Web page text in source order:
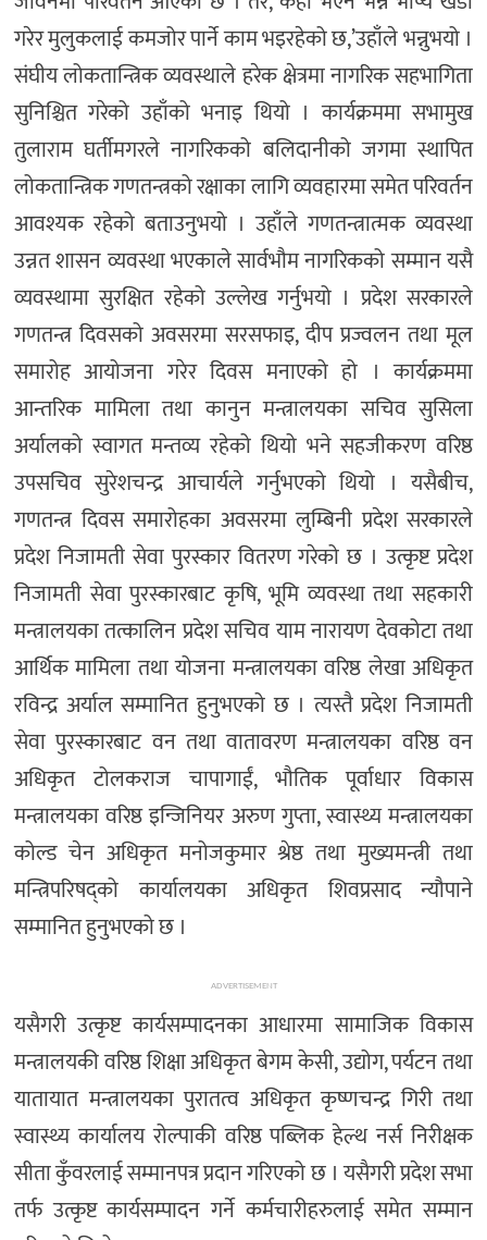
गरेर मुलुकलाई कमजोर पार्ने काम भइरहेको छ,’उहाँले भन्नुभयो ।
संघीय लोकतान्त्रिक व्यवस्थाले हरेक क्षेत्रमा नागरिक सहभागिता
सुनिश्चित गरेको उहाँको भनाइ थियो । कार्यक्रममा सभामुख
तुलाराम घर्तीमगरले नागरिकको बलिदानीको जगमा स्थापित
लोकतान्त्रिक गणतन्त्रको रक्षाका लागि व्यवहारमा समेत परिवर्तन
आवश्यक रहेको बताउनुभयो । उहाँले गणतन्त्रात्मक व्यवस्था
उन्नत शासन व्यवस्था भएकाले सार्वभौम नागरिकको सम्मान यसै
व्यवस्थामा सुरक्षित रहेको उल्लेख गर्नुभयो । प्रदेश सरकारले
गणतन्त्र दिवसको अवसरमा सरसफाइ, दीप प्रज्वलन तथा मूल
समारोह आयोजना गरेर दिवस मनाएको हो । कार्यक्रममा
आन्तरिक मामिला तथा कानुन मन्त्रालयका सचिव सुसिला
अर्यालको स्वागत मन्तव्य रहेको थियो भने सहजीकरण वरिष्ठ
उपसचिव सुरेशचन्द्र आचार्यले गर्नुभएको थियो । यसैबीच,
गणतन्त्र दिवस समारोहका अवसरमा लुम्बिनी प्रदेश सरकारले
प्रदेश निजामती सेवा पुरस्कार वितरण गरेको छ । उत्कृष्ट प्रदेश
निजामती सेवा पुरस्कारबाट कृषि, भूमि व्यवस्था तथा सहकारी
मन्त्रालयका तत्कालिन प्रदेश सचिव याम नारायण देवकोटा तथा
आर्थिक मामिला तथा योजना मन्त्रालयका वरिष्ठ लेखा अधिकृत
रविन्द्र अर्याल सम्मानित हुनुभएको छ । त्यस्तै प्रदेश निजामती
सेवा पुरस्कारबाट वन तथा वातावरण मन्त्रालयका वरिष्ठ वन
अधिकृत टोलकराज चापागाईं, भौतिक पूर्वाधार विकास
मन्त्रालयका वरिष्ठ इन्जिनियर अरुण गुप्ता, स्वास्थ्य मन्त्रालयका
कोल्ड चेन अधिकृत मनोजकुमार श्रेष्ठ तथा मुख्यमन्त्री तथा
मन्त्रिपरिषद्को कार्यालयका अधिकृत शिवप्रसाद न्यौपाने
सम्मानित हुनुभएको छ ।
ADVERTISEMENT
यसैगरी उत्कृष्ट कार्यसम्पादनका आधारमा सामाजिक विकास
मन्त्रालयकी वरिष्ठ शिक्षा अधिकृत बेगम केसी, उद्योग, पर्यटन तथा
यातायात मन्त्रालयका पुरातत्व अधिकृत कृष्णचन्द्र गिरी तथा
स्वास्थ्य कार्यालय रोल्पाकी वरिष्ठ पब्लिक हेल्थ नर्स निरीक्षक
सीता कुँवरलाई सम्मानपत्र प्रदान गरिएको छ । यसैगरी प्रदेश सभा
तर्फ उत्कृष्ट कार्यसम्पादन गर्ने कर्मचारीहरुलाई समेत सम्मान